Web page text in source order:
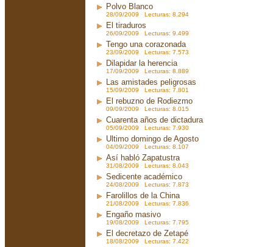
Polvo Blanco
28/09/2009 Lecturas: 8.294
El tiraduros
26/09/2009 Lecturas: 9.499
Tengo una corazonada
23/09/2009 Lecturas: 7.573
Dilapidar la herencia
17/09/2009 Lecturas: 8.889
Las amistades peligrosas
15/09/2009 Lecturas: 7.801
El rebuzno de Rodiezmo
09/09/2009 Lecturas: 8.015
Cuarenta años de dictadura
05/09/2009 Lecturas: 7.930
Ultimo domingo de Agosto
04/09/2009 Lecturas: 8.107
Así habló Zapatustra
31/08/2009 Lecturas: 8.043
Sedicente académico
24/08/2009 Lecturas: 7.873
Farolillos de la China
21/08/2009 Lecturas: 7.836
Engaño masivo
19/08/2009 Lecturas: 7.795
El decretazo de Zetapé
18/08/2009 Lecturas: 7.422